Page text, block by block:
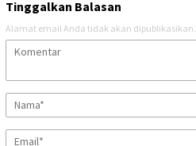
Tinggalkan Balasan
Alamat email Anda tidak akan dipublikasikan.